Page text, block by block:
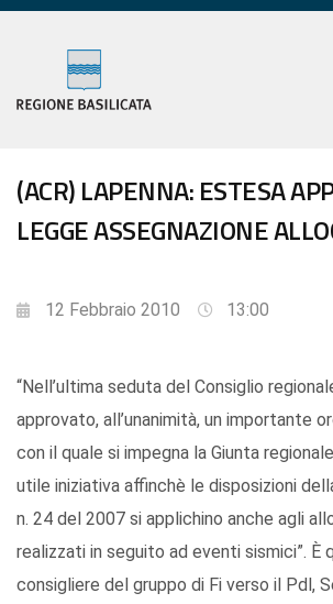
(ACR) LAPENNA: ESTESA
LEGGE ASSEGNAZIONE
12 Febbraio 2010 13:00
“Nell’ultima seduta del Consiglio
approvato, all’unanimità, un importante
con il quale si impegna la Giunta
utile iniziativa affinchè le disposizioni
n. 24 del 2007 si applichino anche agli
realizzati in seguito ad eventi sismici”. È
consigliere del gruppo di Fi verso il Pdl,